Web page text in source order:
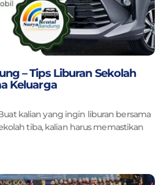
– Tips Liburan Sekolah
Keluarga
kalian yang ingin liburan bersama
tiba, kalian harus memastikan